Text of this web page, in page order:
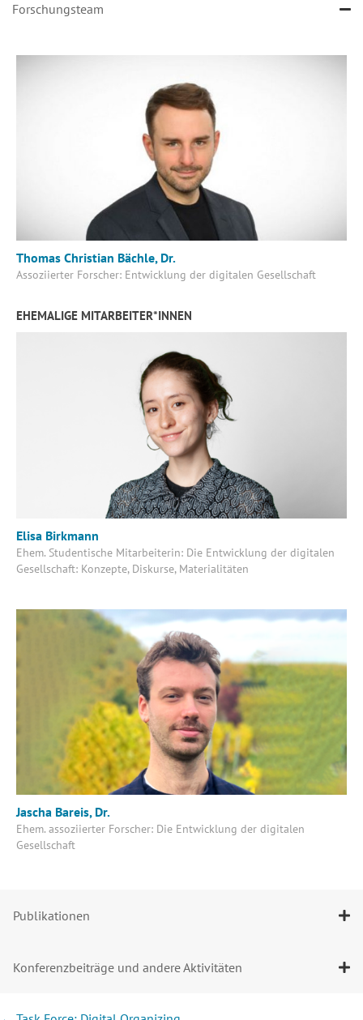
Forschungsteam
Thomas Christian Bächle, Dr.
Assoziierter Forscher: Entwicklung der digitalen Gesellschaft
EHEMALIGE MITARBEITER*INNEN
Elisa Birkmann
Ehem. Studentische Mitarbeiterin: Die Entwicklung der digitalen
Gesellschaft: Konzepte, Diskurse, Materialitäten
Jascha Bareis, Dr.
Ehem. assoziierter Forscher: Die Entwicklung der digitalen
Gesellschaft
Publikationen
Konferenzbeiträge und andere Aktivitäten